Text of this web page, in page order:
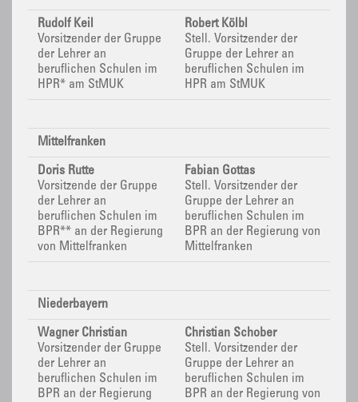
Rudolf Keil
Vorsitzender der Gruppe
der Lehrer an
beruflichen Schulen im
HPR* am StMUK
Robert Kölbl
Stell. Vorsitzender der
Gruppe der Lehrer an
beruflichen Schulen im
HPR am StMUK
Mittelfranken
Doris Rutte
Vorsitzende der Gruppe
der Lehrer an
beruflichen Schulen im
BPR** an der Regierung
von Mittelfranken
Fabian Gottas
Stell. Vorsitzender der
Gruppe der Lehrer an
beruflichen Schulen im
BPR an der Regierung von
Mittelfranken
Niederbayern
Wagner Christian
Vorsitzender der Gruppe
der Lehrer an
beruflichen Schulen im
BPR an der Regierung
Christian Schober
Stell. Vorsitzender der
Gruppe der Lehrer an
beruflichen Schulen im
BPR an der Regierung von